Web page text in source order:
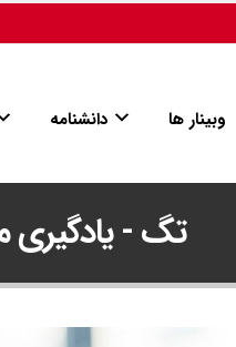
وبینار ها دانشنامه
تگ - یادگیری